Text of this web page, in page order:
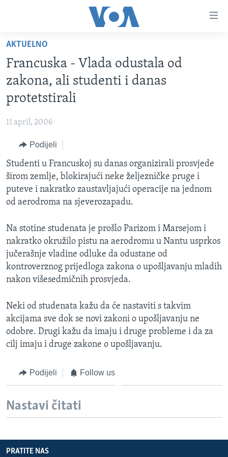
glavni
sadržaj
Pređi
na
glavnu
Idi
pretragu
TV PROGRAM
VIDEO
FOTOGRAFIJE DANA
SJEDINJENE AMERIČKE DRŽAVE
BOSNA I HERCEGOVINA
SVIJET
NAUKA I TEHNOLOGIJA
SPECIJALNI PROJEKTI
KORUPCIJA
SLOBODA MEDIJA
ŽENSKA STRANA
MAGAZIN
O GLASU AMERIKE
Learning English
PRATITE NAS
AKTUELNO
Francuska - Vlada odustala od
zakona, ali studenti i danas
protetstirali
11 april, 2006
Podijeli
Studenti u Francuskoj su danas organizirali prosvjede
širom zemlje, blokirajući neke željezničke pruge i
puteve i nakratko zaustavljajući operacije na jednom
od aerodroma na sjeverozapadu.
Na stotine studenata je prošlo Parizom i Marsejom i
nakratko okružilo pistu na aerodromu u Nantu usprkos
jučerašnje vladine odluke da odustane od
kontroverznog prijedloga zakona o upošljavanju mladih
nakon višesedmičnih prosvjeda.
Neki od studenata kažu da će nastaviti s takvim
akcijama sve dok se novi zakoni o upošljavanju ne
odobre. Drugi kažu da imaju i druge probleme i da za
cilj imaju i druge zakone o upošljavanju.
Podijeli Follow us
Nastavi čitati
PRATITE NAS